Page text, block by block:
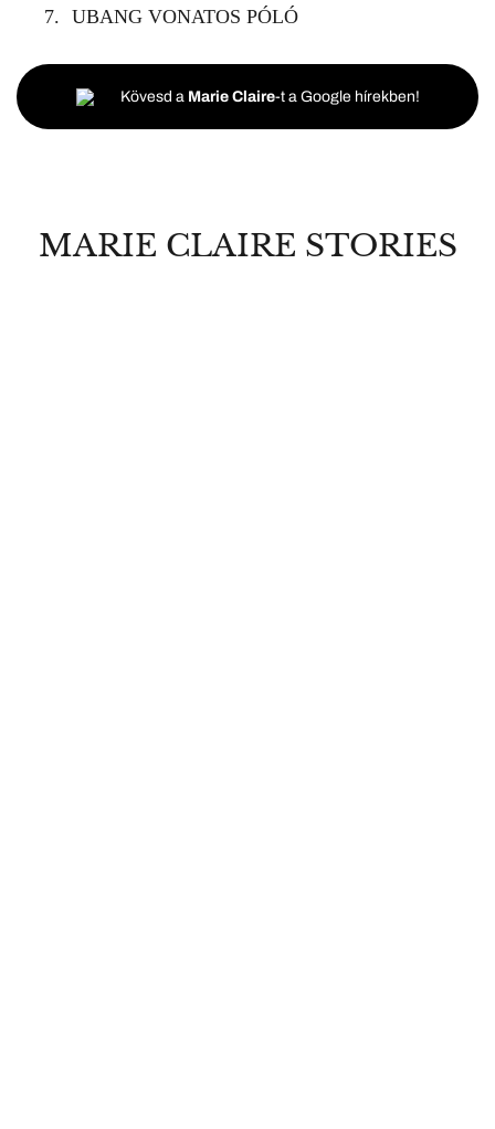
UBANG VONATOS PÓLÓ
Kövesd a Marie Claire-t a Google hírekben!
MARIE CLAIRE STORIES